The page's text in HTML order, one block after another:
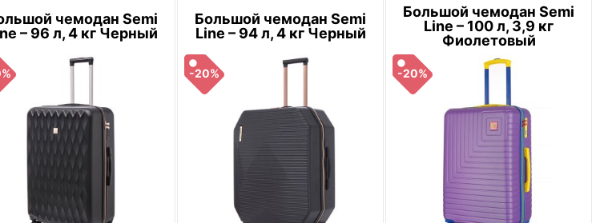
чемодан Semi
– 96 л, 4 кг Черный
Большой чемодан Semi
Line – 94 л, 4 кг Черный
-20%
Большой чемодан Semi
Line – 100 л, 3,9 кг
Фиолетовый
-20%